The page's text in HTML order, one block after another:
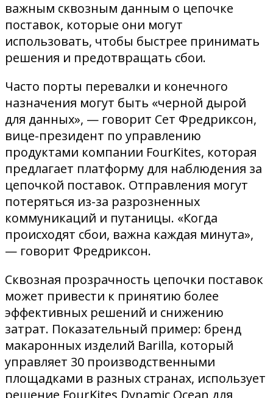
важным сквозным данным о цепочке
поставок, которые они могут
использовать, чтобы быстрее принимать
решения и предотвращать сбои.
Часто порты перевалки и конечного
назначения могут быть «черной дырой
для данных», — говорит Сет Фредриксон,
вице-президент по управлению
продуктами компании FourKites, которая
предлагает платформу для наблюдения за
цепочкой поставок. Отправления могут
потеряться из-за разрозненных
коммуникаций и путаницы. «Когда
происходят сбои, важна каждая минута»,
— говорит Фредриксон.
Сквозная прозрачность цепочки поставок
может привести к принятию более
эффективных решений и снижению
затрат. Показательный пример: бренд
макаронных изделий Barilla, который
управляет 30 производственными
площадками в разных странах, использует
решение FourKites Dynamic Ocean для